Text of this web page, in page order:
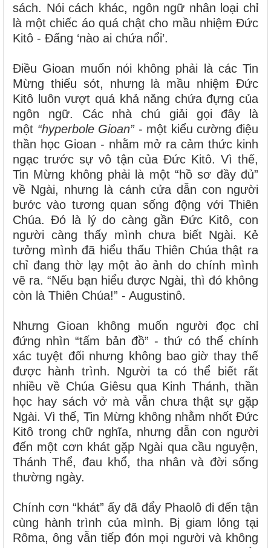
sách. Nói cách khác, ngôn ngữ nhân loại chỉ
là một chiếc áo quá chật cho mầu nhiệm Đức
Kitô - Đấng ‘nào ai chứa nổi’.
Điều Gioan muốn nói không phải là các Tin
Mừng thiếu sót, nhưng là mầu nhiệm Đức
Kitô luôn vượt quá khả năng chứa đựng của
ngôn ngữ. Các nhà chú giải gọi đây là
một “hyperbole Gioan”- một kiểu cường điệu
thần học Gioan - nhằm mở ra cảm thức kinh
ngạc trước sự vô tận của Đức Kitô. Vì thế,
Tin Mừng không phải là một “hồ sơ đầy đủ”
về Ngài, nhưng là cánh cửa dẫn con người
bước vào tương quan sống động với Thiên
Chúa. Đó là lý do càng gần Đức Kitô, con
người càng thấy mình chưa biết Ngài. Kẻ
tưởng mình đã hiểu thấu Thiên Chúa thật ra
chỉ đang thờ lạy một ảo ảnh do chính mình
vẽ ra. “Nếu bạn hiểu được Ngài, thì đó không
còn là Thiên Chúa!” - Augustinô.
Nhưng Gioan không muốn người đọc chỉ
đứng nhìn “tấm bản đồ” - thứ có thể chính
xác tuyệt đối nhưng không bao giờ thay thế
được hành trình. Người ta có thể biết rất
nhiều về Chúa Giêsu qua Kinh Thánh, thần
học hay sách vở mà vẫn chưa thật sự gặp
Ngài. Vì thế, Tin Mừng không nhằm nhốt Đức
Kitô trong chữ nghĩa, nhưng dẫn con người
đến một cơn khát gặp Ngài qua cầu nguyện,
Thánh Thể, đau khổ, tha nhân và đời sống
thường ngày.
Chính cơn “khát” ấy đã đẩy Phaolô đi đến tận
cùng hành trình của mình. Bị giam lỏng tại
Rôma, ông vẫn tiếp đón mọi người và không